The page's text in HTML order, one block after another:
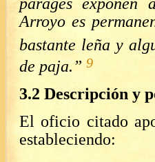
Arroyo es
bastante leña y
de paja.” 9
3.2 Descripción y
El oficio citado
estableciendo: